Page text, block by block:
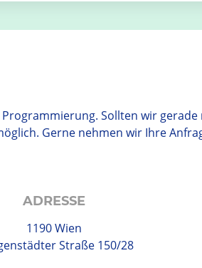
Programmierung. Sollten wir
Gerne nehmen wir Ihre
ADRESSE
1190 Wien
Straße 150/28